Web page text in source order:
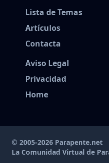
Lista de Temas
Artículos
Contacta
Aviso Legal
Privacidad
Home
© 2005-2026 Parapente.net
La Comunidad Virtual de